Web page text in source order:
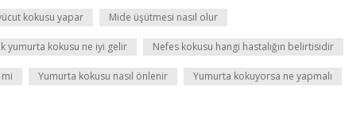
kokusu yapar Mide üşütmesi nasıl olur
yumurta kokusu ne iyi gelir Nefes kokusu hangi hastalığın belirtisidir
Yumurta kokusu nasıl önlenir Yumurta kokuyorsa ne yapmalı